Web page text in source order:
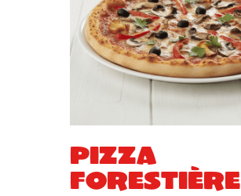
Pizza
forestière